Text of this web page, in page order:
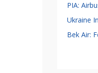
PIA:
Ukraine
Bek Air: